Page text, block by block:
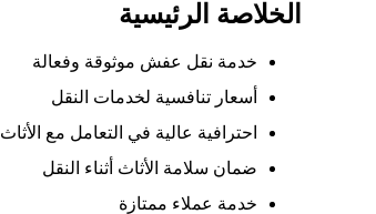
الخلاصة الرئيسية
خدمة نقل عفش موثوقة وفعالة
أسعار تنافسية لخدمات النقل
احترافية عالية في التعامل مع الأثاث
ضمان سلامة الأثاث أثناء النقل
خدمة عملاء ممتازة